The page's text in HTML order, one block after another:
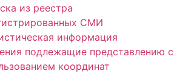
из реестра
СМИ
информация
подлежащие представлению с
координат